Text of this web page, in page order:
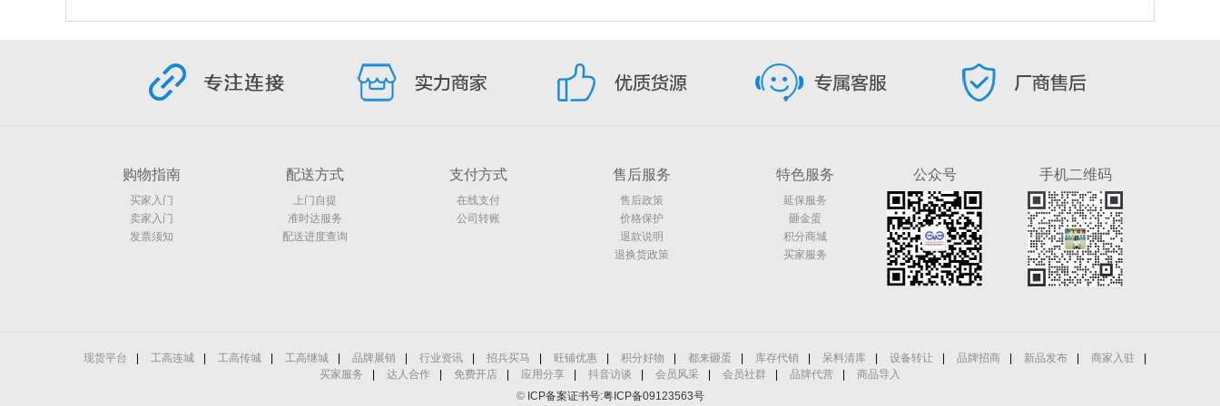
购物指南
买家入门
卖家入门
发票须知
配送方式
上门自提
准时达服务
配送进度查询
支付方式
在线支付
公司转账
售后服务
售后政策
价格保护
退款说明
退换货政策
特色服务
延保服务
砸金蛋
积分商城
买家服务
公众号 手机二维码
现货平台 工高连城 工高传城 工高继城 品牌展销 行业资讯 招兵买马 旺铺优惠 积分好物 都来砸蛋 库存代销 呆料清库 设备转让 品牌招商 新品发布 商家入驻
买家服务
达人合作 免费开店 应用分享 抖音访谈 会员风采 会员社群 品牌代营
商品导入
© ICP备案证书号:粤ICP备09123563号